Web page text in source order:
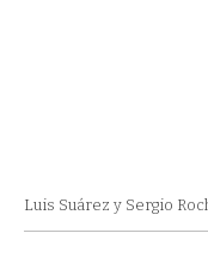
Luis Suárez y Sergio